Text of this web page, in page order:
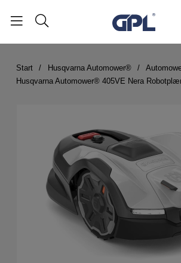
Start Husqvarna Automower®
Husqvarna Automower® 405VE Nera